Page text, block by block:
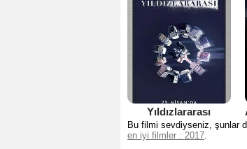
Yıldızlararası
Bu filmi sevdiyseniz, şunlar
en iyi filmler : 2017